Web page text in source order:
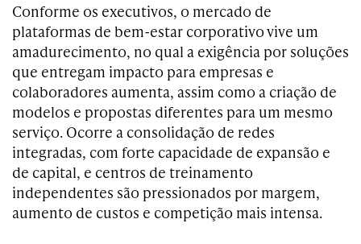
Conforme os executivos, o mercado de
plataformas de bem-estar corporativo vive um
amadurecimento, no qual a exigência por soluções
que entregam impacto para empresas e
colaboradores aumenta, assim como a criação de
modelos e propostas diferentes para um mesmo
serviço. Ocorre a consolidação de redes
integradas, com forte capacidade de expansão e
de capital, e centros de treinamento
independentes são pressionados por margem,
aumento de custos e competição mais intensa.